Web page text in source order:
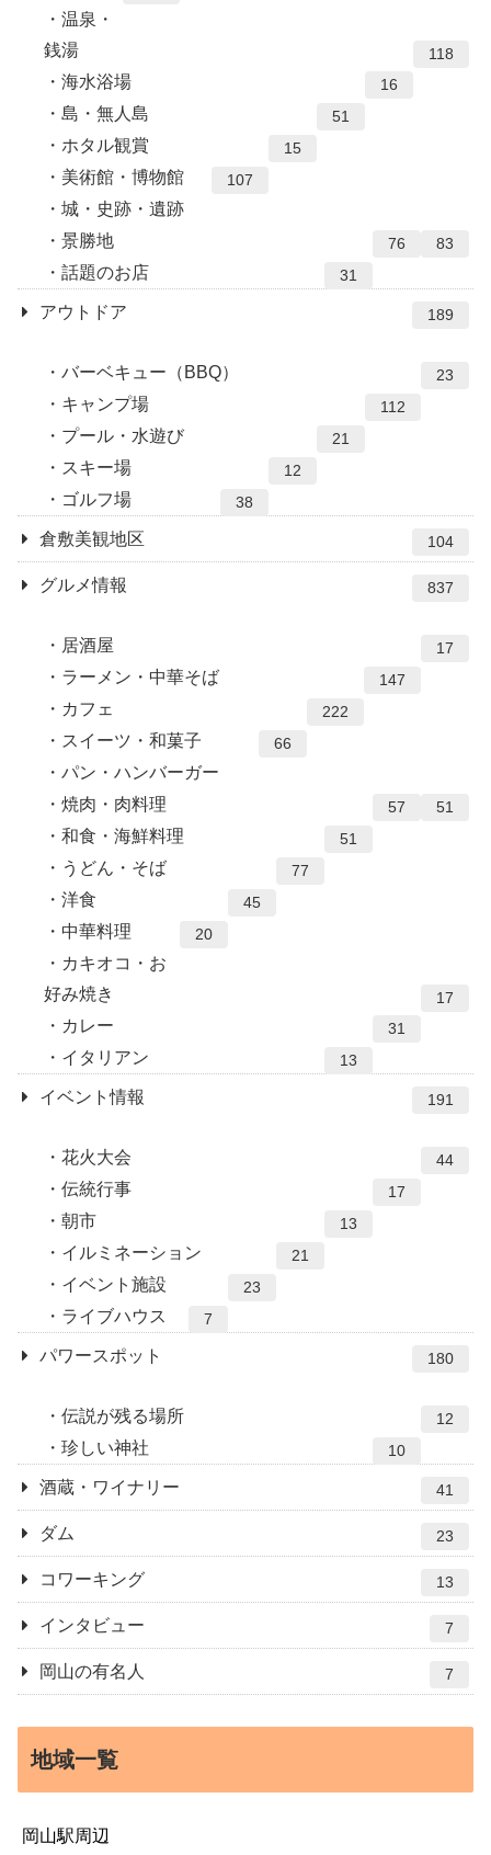
温泉・
銭湯
118
海水浴場 16
島・無人島 51
ホタル観賞 15
美術館・博物館 107
城・史跡・遺跡
83
景勝地 76
話題のお店 31
アウトドア 189
バーベキュー（BBQ） 23
キャンプ場 112
プール・水遊び 21
スキー場 12
ゴルフ場 38
倉敷美観地区 104
グルメ情報 837
居酒屋 17
ラーメン・中華そば 147
カフェ 222
スイーツ・和菓子 66
パン・ハンバーガー
51
焼肉・肉料理 57
和食・海鮮料理 51
うどん・そば 77
洋食 45
中華料理 20
カキオコ・お
好み焼き
17
カレー 31
イタリアン 13
イベント情報 191
花火大会 44
伝統行事 17
朝市 13
イルミネーション 21
イベント施設 23
ライブハウス 7
パワースポット 180
伝説が残る場所 12
珍しい神社 10
酒蔵・ワイナリー 41
ダム 23
コワーキング 13
インタビュー 7
岡山の有名人 7
地域一覧
岡山駅周辺